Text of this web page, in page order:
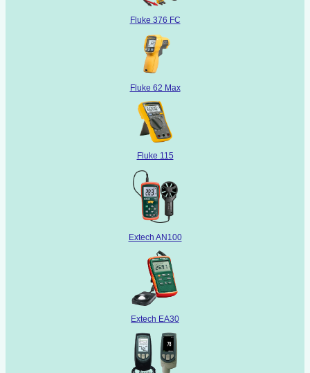
Fluke 376 FC
Fluke 62 Max
Fluke 115
Extech AN100
Extech EA30